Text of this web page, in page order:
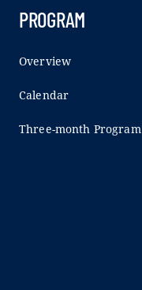
PROGRAM
Overview
Calendar
Three-month Program